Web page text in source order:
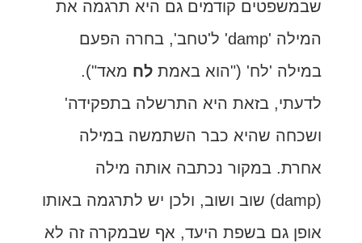
שבמשפטים קודמים גם היא תרגמה את
המילה 'damp' ל'טחב', בחרה הפעם
במילה 'לח' ("הוא באמת לח מאד").
לדעתי, בזאת היא התרשלה בתפקידה'
ושכחה שהיא כבר השתמשה במילה
אחרת. במקור נכתבה אותה מילה
(damp) שוב ושוב, ולכן יש לתרגמה באותו
אופן גם בשפת היעד, אף שבמקרה זה לא